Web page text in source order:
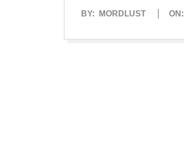
2017-
BY: MORDLUST ON: